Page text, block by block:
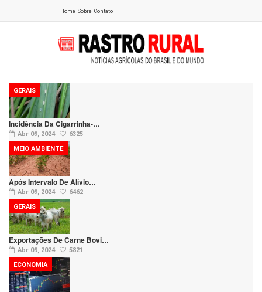
Home Sobre Contato
Incidência Da Cigarrinha-…
Abr 09, 2024 6325
GERAIS
Após Intervalo De Alívio…
Abr 09, 2024 6462
MEIO AMBIENTE
Exportações De Carne Bovi…
Abr 09, 2024 5821
GERAIS
ECONOMIA